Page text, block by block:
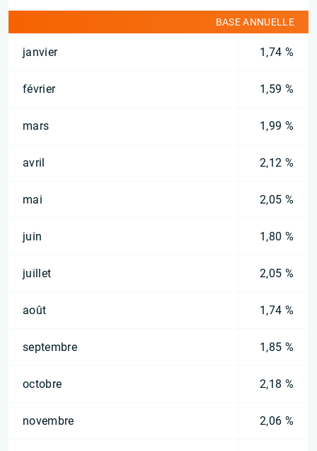
BASE ANNUELLE
janvier 1,74 %
février 1,59 %
mars 1,99 %
avril 2,12 %
mai 2,05 %
juin 1,80 %
juillet 2,05 %
août 1,74 %
septembre 1,85 %
octobre 2,18 %
novembre 2,06 %